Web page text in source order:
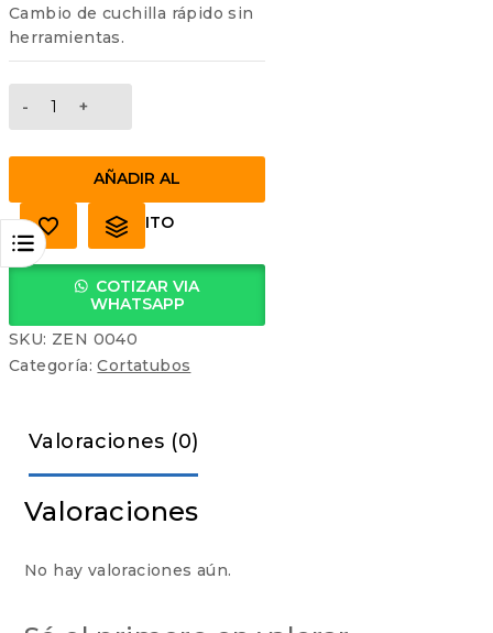
Cambio de cuchilla rápido sin
herramientas.
AÑADIR AL
CARRITO
COTIZAR VIA
WHATSAPP
SKU: ZEN 0040
Categoría:Cortatubos
Valoraciones (0)
Valoraciones
No hay valoraciones aún.